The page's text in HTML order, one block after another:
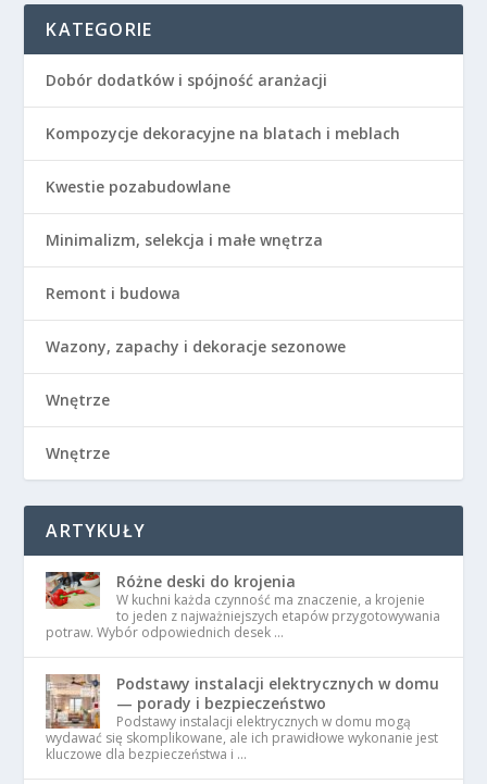
KATEGORIE
Dobór dodatków i spójność aranżacji
Kompozycje dekoracyjne na blatach i meblach
Kwestie pozabudowlane
Minimalizm, selekcja i małe wnętrza
Remont i budowa
Wazony, zapachy i dekoracje sezonowe
Wnętrze
Wnętrze
ARTYKUŁY
Różne deski do krojenia
W kuchni każda czynność ma znaczenie, a krojenie
to jeden z najważniejszych etapów przygotowywania
potraw. Wybór odpowiednich desek …
Podstawy instalacji elektrycznych w domu
— porady i bezpieczeństwo
Podstawy instalacji elektrycznych w domu mogą
wydawać się skomplikowane, ale ich prawidłowe wykonanie jest
kluczowe dla bezpieczeństwa i …